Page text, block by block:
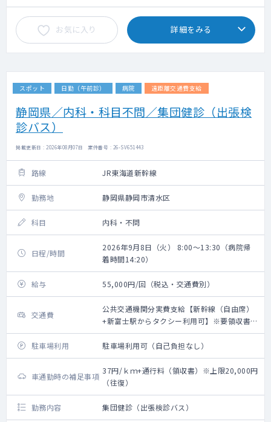
お気に入り 詳細をみる
スポット 日勤（午前診） 病院 遠距離交通費支給
静岡県／内科・科目不問／集団健診（出張検
診バス）
掲載更新日 : 2026年08月07日 案件番号 : 26-SV651443
路線 JR東海道新幹線
勤務地 静岡県静岡市清水区
科目 内科・不問
日程/時間
2026年9月8日（火） 8:00～13:30（病院帰
着時間14:20）
給与 55,000円/回（税込・交通費別）
交通費
公共交通機関分実費支給【新幹線（自由席）
+新富士駅からタクシー利用可】※要領収書・
上限20,000円（往復）
駐車場利用
駐車場利用可（自己負担なし）
車通勤時の補足事項
37円/ｋｍ+通行料（領収書）※上限20,000円
（往復）
勤務内容 集団健診（出張検診バス）